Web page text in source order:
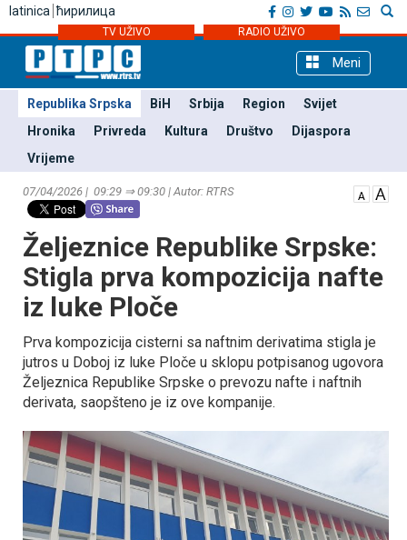
latinica ћирилица
TV UŽIVO RADIO UŽIVO
Meni
Republika Srpska BiH Srbija Region
Svijet
Hronika
Privreda Kultura Društvo
Dijaspora
Vrijeme
07/04/2026 | 09:29 ⇒ 09:30 | Autor: RTRS
Željeznice Republike Srpske:
Stigla prva kompozicija nafte
iz luke Ploče
Prva kompozicija cisterni sa naftnim derivatima stigla je
jutros u Doboj iz luke Ploče u sklopu potpisanog ugovora
Željeznica Republike Srpske o prevozu nafte i naftnih
derivata, saopšteno je iz ove kompanije.